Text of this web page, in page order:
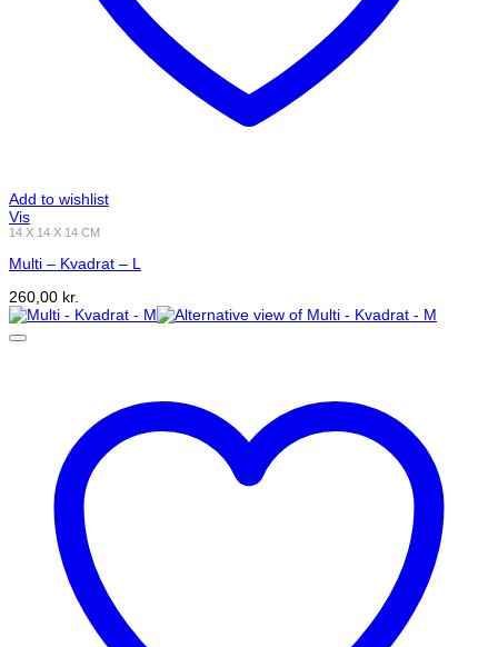
Add to wishlist
Vis
14 X 14 X 14 CM
Multi – Kvadrat – L
260,00 kr.